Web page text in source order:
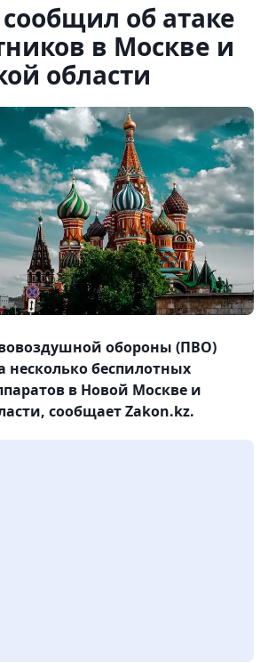
об атаке
в Москве и
области
обороны (ПВО)
несколько беспилотных
в Новой Москве и
сообщает Zakon.kz.